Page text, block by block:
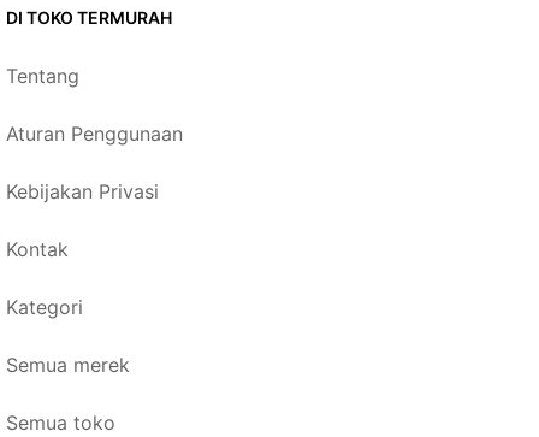
DI TOKO TERMURAH
Tentang
Aturan Penggunaan
Kebijakan Privasi
Kontak
Kategori
Semua merek
Semua toko